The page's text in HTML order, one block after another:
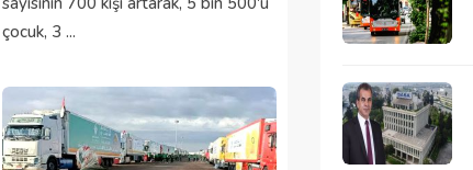
çocuk, 3 ...